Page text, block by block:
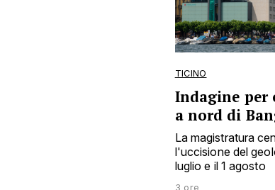
TICINO
Indagine
a nord di
La magistratura
l'uccisione del
luglio e il 1 agosto
3 ore